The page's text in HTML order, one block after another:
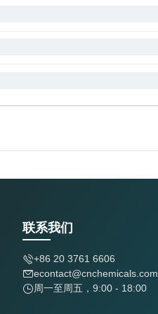
联系我们
+86 20 3761 6606
econtact@cnchemicals.com
周一至周五，9:00 - 18:00